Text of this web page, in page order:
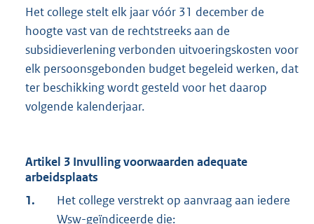
Het college stelt elk jaar vóór 31 december de
hoogte vast van de rechtstreeks aan de
subsidieverlening verbonden uitvoeringskosten voor
elk persoonsgebonden budget begeleid werken, dat
ter beschikking wordt gesteld voor het daarop
volgende kalenderjaar.
Artikel 3 Invulling voorwaarden adequate
arbeidsplaats
1.
Het college verstrekt op aanvraag aan iedere
Wsw-geïndiceerde die: